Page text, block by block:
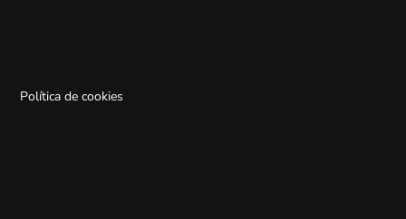
Política de cookies